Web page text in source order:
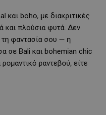
και boho, με διακριτικές
και πλούσια φυτά. Δεν
τη φαντασία σου — η
σε Bali και bohemian chic
ρομαντικό ραντεβού, είτε